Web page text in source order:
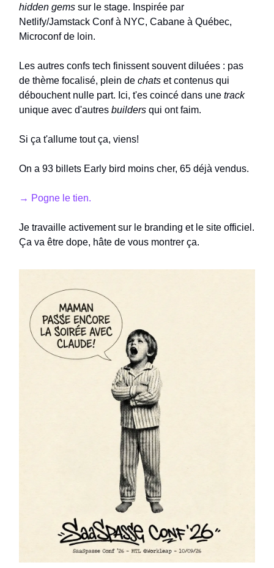
hidden gems sur le stage. Inspirée par
Netlify/Jamstack Conf à NYC, Cabane à Québec,
Microconf de loin.
Les autres confs tech finissent souvent diluées : pas
de thème focalisé, plein de chats et contenus qui
débouchent nulle part. Ici, t'es coincé dans une track
unique avec d'autres builders qui ont faim.
Si ça t'allume tout ça, viens!
On a 93 billets Early bird moins cher, 65 déjà vendus.
→ Pogne le tien.
Je travaille activement sur le branding et le site officiel.
Ça va être dope, hâte de vous montrer ça.